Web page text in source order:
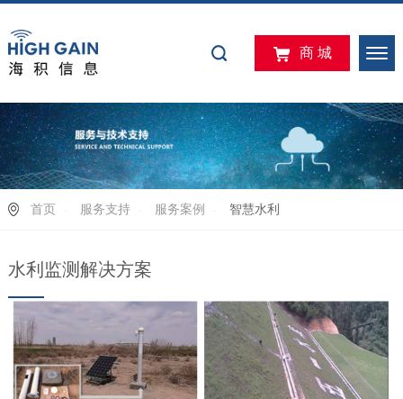
商 城
首页 服务支持 服务案例 智慧水利
水利监测解决方案